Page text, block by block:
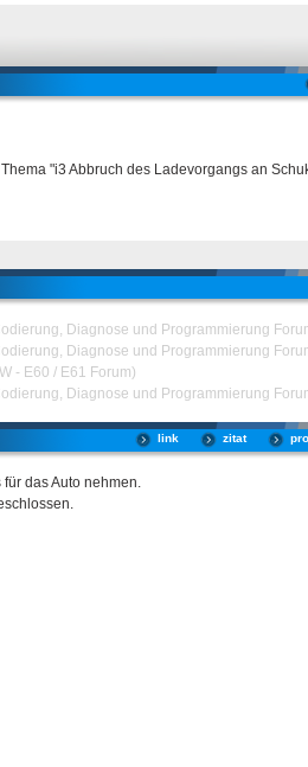
"i3 Abbruch des Ladevorgangs an
Diagnose und Programmierung
Diagnose und Programmierung
- E60 / E61 Forum)
Diagnose und Programmierung
zitat
link
das Auto nehmen.